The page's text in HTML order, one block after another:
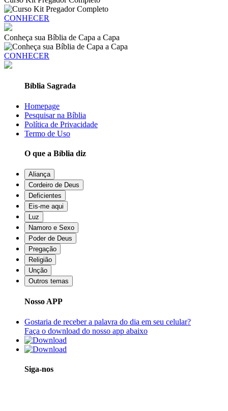
CONHECER
Conheça sua Bíblia de Capa a Capa
CONHECER
Bíblia Sagrada
Homepage
Pesquisar na Bíblia
Política de Privacidade
Termo de Uso
O que a Bíblia diz
Aliança
Cordeiro de Deus
Deficientes
Eis-me aqui
Luz
Namoro e Sexo
Poder de Deus
Pregação
Religião
Unção
Outros temas
Nosso APP
Gostaria de receber a palavra do dia em seu celular?
Faça o download do nosso app abaixo
Siga-nos